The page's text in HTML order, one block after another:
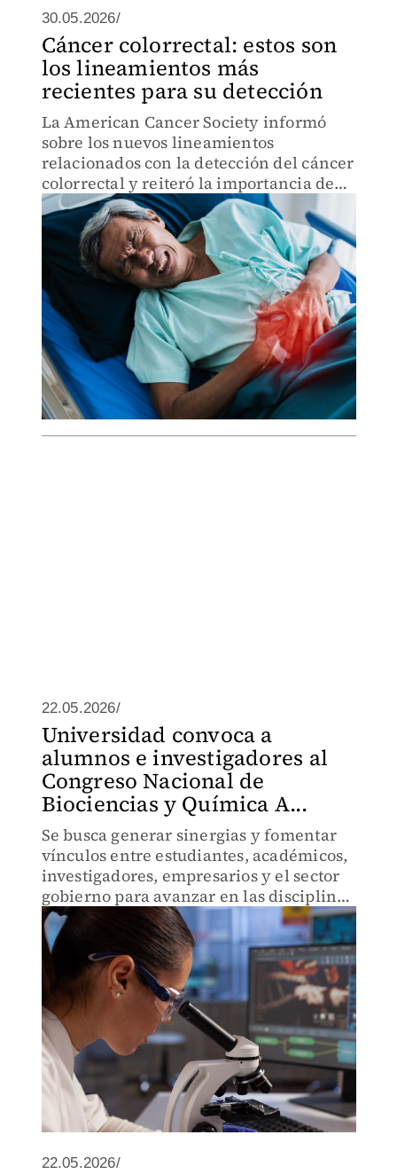
30.05.2026/
Cáncer colorrectal: estos son
los lineamientos más
recientes para su detección
La American Cancer Society informó
sobre los nuevos lineamientos
relacionados con la detección del cáncer
colorrectal y reiteró la importancia de
facilitar el acceso a la prevención, el
diagnóstico y el tratamiento.
22.05.2026/
Universidad convoca a
alumnos e investigadores al
Congreso Nacional de
Biociencias y Química A...
Se busca generar sinergias y fomentar
vínculos entre estudiantes, académicos,
investigadores, empresarios y el sector
gobierno para avanzar en las disciplinas
que expongan.
22.05.2026/